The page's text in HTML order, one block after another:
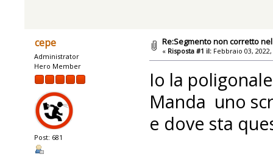
cepe
Administrator
Hero Member
Post: 681
Re:Segmento non corretto
« Risposta #1 il: Febbraio 03,
Io la
Manda uno
e dove sta